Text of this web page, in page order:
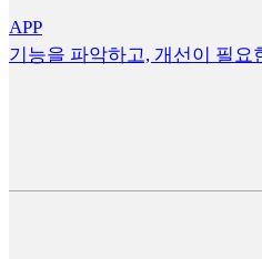
APP
기능을 파악하고, 개선이 필요